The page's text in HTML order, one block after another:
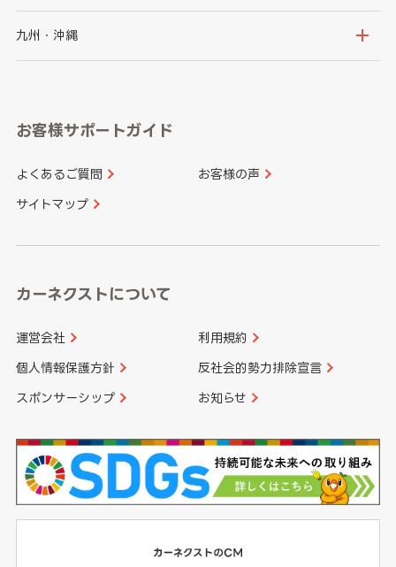
山梨県
愛知県
京都府
和歌山県
鳥取県
山口県
香川県 愛媛県
九州・沖縄
長崎県
大分県 宮崎県
お客様サポートガイド
よくあるご質問 お客様の声
サイトマップ
カーネクストについて
運営会社 利用規約
個人情報保護方針 反社会的勢力排除宣言
スポンサーシップ お知らせ